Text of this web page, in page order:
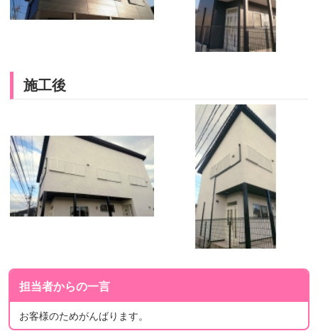
施工後
担当者からの一言
お客様のためがんばります。